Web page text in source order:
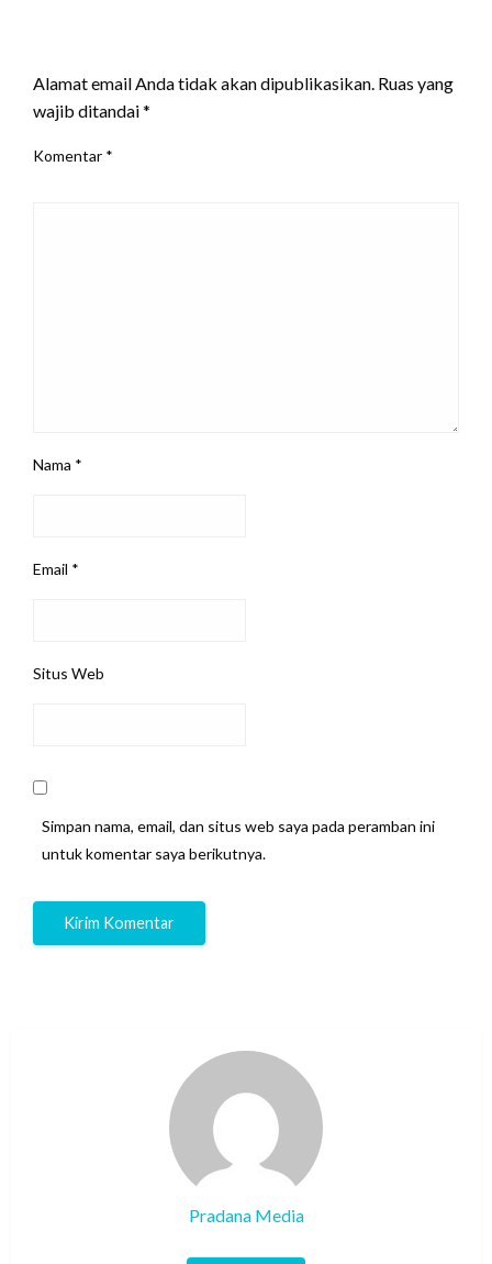
Alamat email Anda tidak akan dipublikasikan. Ruas yang
wajib ditandai*
Komentar *
Nama *
Email *
Situs Web
Simpan nama, email, dan situs web saya pada peramban ini
untuk komentar saya berikutnya.
Pradana Media